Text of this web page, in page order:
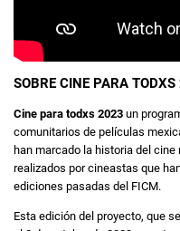
SOBRE CINE PARA
Cine para todxs 2023 un
comunitarios de películas
han marcado la historia del
realizados por cineastas que
ediciones pasadas del FICM.
Esta edición del proyecto, que